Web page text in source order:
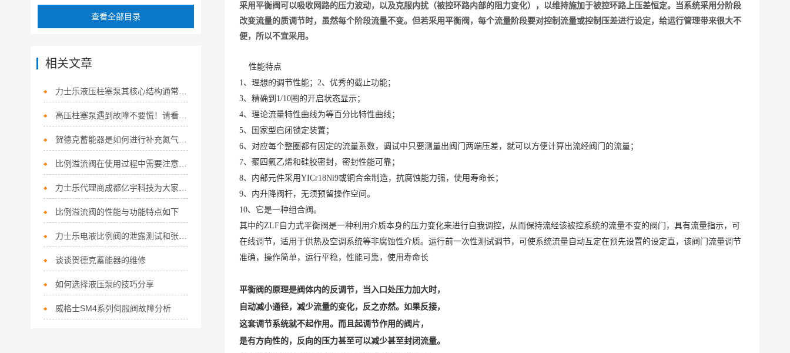
采用平衡阀可以吸收网路的压力波动，以及克服内扰（被控环路内部的阻力变化），以维持施加于被控环路上压差恒定。当系统采用分阶段
改变流量的质调节时，虽然每个阶段流量不变。但若采用平衡阀，每个流量阶段要对控制流量或控制压差进行设定，给运行管理带来很大不
便，所以不宜采用。
性能特点
1、理想的调节性能；2、优秀的截止功能；
3、精确到1/10圈的开启状态显示；
4、理论流量特性曲线为等百分比特性曲线；
5、国家型启闭锁定装置；
6、对应每个整圈都有因定的流量系数，调试中只要测量出阀门两端压差，就可以方便计算出流经阀门的流量；
7、聚四氟乙烯和硅胶密封，密封性能可靠；
8、内部元件采用YICr18Ni9或铜合金制造，抗腐蚀能力强，使用寿命长；
9、内升降阀杆，无须预留操作空间。
10、它是一种组合阀。
其中的ZLF自力式平衡阀是一种利用介质本身的压力变化来进行自我调控，从而保持流经该被控系统的流量不变的阀门，具有流量指示，可
在线调节，适用于供热及空调系统等非腐蚀性介质。运行前一次性测试调节，可使系统流量自动互定在预先设置的设定直，该阀门流量调节
准确，操作简单，运行平稳，性能可靠，使用寿命长
平衡阀的原理是阀体内的反调节，当入口处压力加大时，
自动减小通径，减少流量的变化，反之亦然。如果反接，
这套调节系统就不起作用。而且起调节作用的阀片，
是有方向性的，反向的压力甚至可以减少甚至封闭流量。
查看全部目录
相关文章
高压柱塞泵遇到故障不要慌！请看下文
比例溢流阀的性能与功能特点如下
力士乐电液比例阀的泄露测试和张力控制
谈谈贺德克蓄能器的维修
如何选择液压泵的技巧分享
威格士SM4系列伺服阀故障分析